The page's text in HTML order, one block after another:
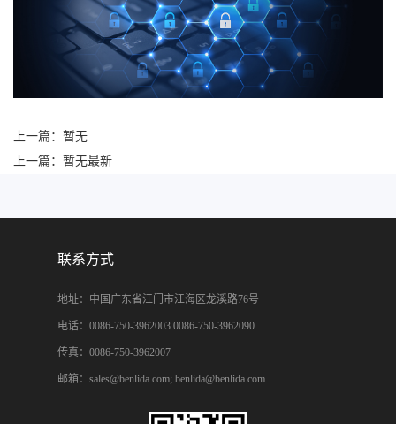
上一篇： 暂无
上一篇： 暂无最新
联系方式
地址：中国广东省江门市江海区龙溪路76号
电话：0086-750-3962003 0086-750-3962090
传真：0086-750-3962007
邮箱：sales@benlida.com; benlida@benlida.com